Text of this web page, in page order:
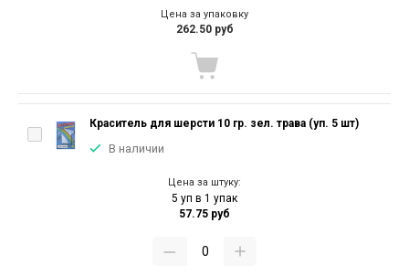
Цена за упаковку
262.50 руб
Краситель для шерсти 10 гр. зел. трава (уп. 5 шт)
В наличии
Цена за штуку:
5 уп в 1 упак
57.75 руб